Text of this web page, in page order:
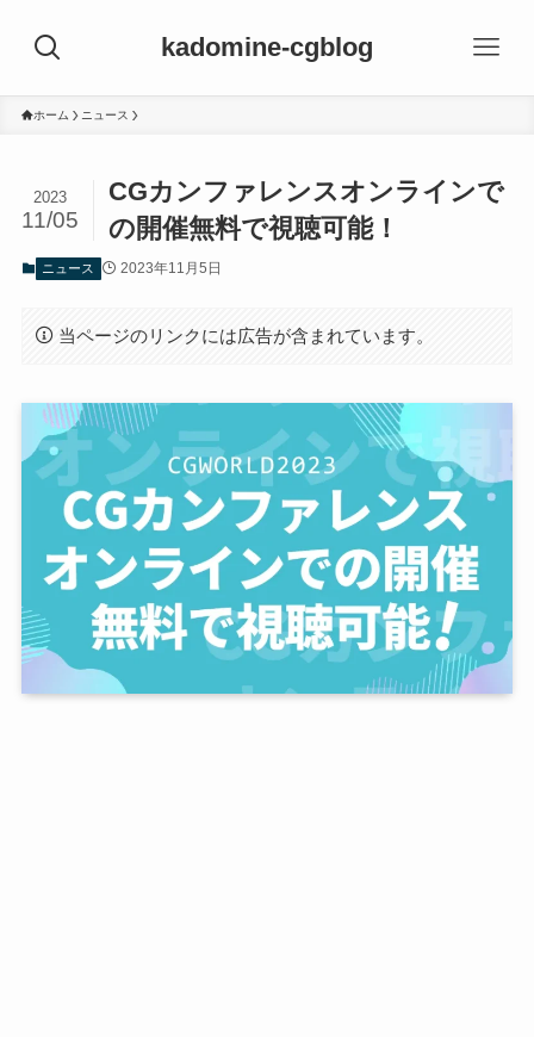
kadomine-cgblog
ホーム ニュース
CGカンファレンスオンラインで
の開催無料で視聴可能！
2023
11/05
ニュース 2023年11月5日
当ページのリンクには広告が含まれています。